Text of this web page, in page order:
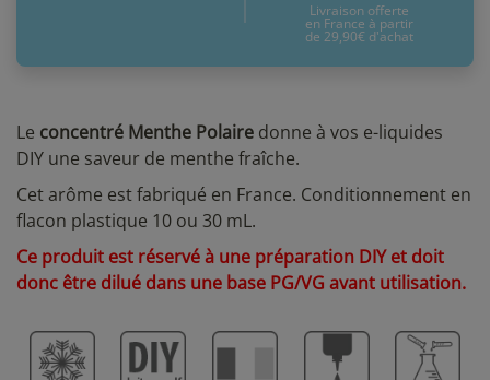
Le concentré Menthe Polaire donne à vos e-liquides
DIY une saveur de menthe fraîche.
Cet arôme est fabriqué en France. Conditionnement en
flacon plastique 10 ou 30 mL.
Ce produit est réservé à une préparation DIY et doit
donc être dilué dans une base PG/VG avant utilisation.
Livraison offerte
en France à partir
de 29,90€ d'achat